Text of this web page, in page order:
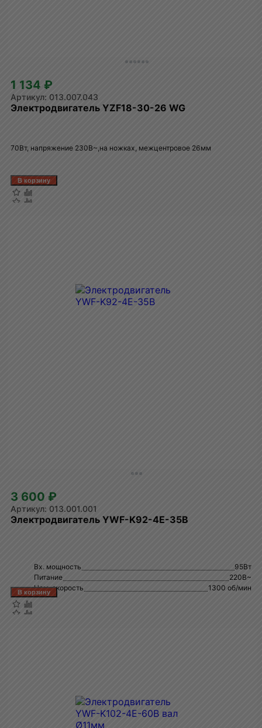
1 134 ₽
013.007.043
Электродвигатель YZF18-30-26 WG
70Вт, напряжение 230В~,на ножках, межцентровое 26мм
3 600 ₽
013.001.001
Электродвигатель YWF-K92-4E-35B
Вх. мощность
95Вт
Питание
220В~
Ном. скорость
1300 об/мин